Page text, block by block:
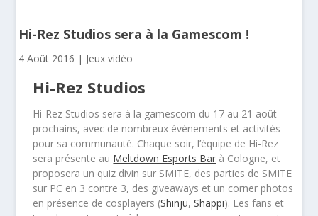
Hi-Rez Studios sera à la Gamescom !
4 Août 2016 | Jeux vidéo
Hi-Rez Studios
Hi-Rez Studios sera à la gamescom du 17 au 21 août
prochains, avec de nombreux événements et activités
pour sa communauté. Chaque soir, l’équipe de Hi-Rez
sera présente au Meltdown Esports Bar à Cologne, et
proposera un quiz divin sur SMITE, des parties de SMITE
sur PC en 3 contre 3, des giveaways et un corner photos
en présence de cosplayers (Shinju,Shappi). Les fans et